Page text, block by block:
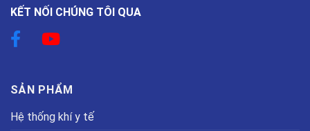
KẾT NỐI CHÚNG TÔI QUA
SẢN PHẨM
Hệ thống khí y tế